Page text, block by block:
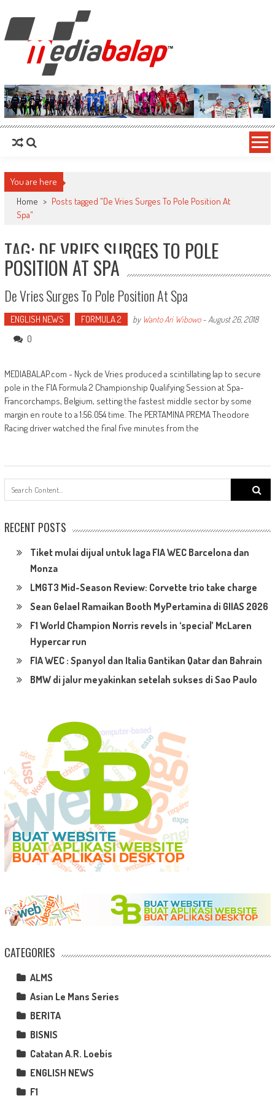
MediaBalap.com | Informasi Balap
Terupdate
Seputar MotoGP GP2 GP3 F2 F3 SERI ASIA LMP2 F1 dll
You are here
Home > Posts tagged "De Vries Surges To Pole Position At
Spa"
TAG: DE VRIES SURGES TO POLE
POSITION AT SPA
De Vries Surges To Pole Position At Spa
ENGLISH NEWS FORMULA 2 by Wanto Ari Wibowo- August 26, 2018
0
MEDIABALAP.com - Nyck de Vries produced a scintillating lap to secure
pole in the FIA Formula 2 Championship Qualifying Session at Spa-
Francorchamps, Belgium, setting the fastest middle sector by some
margin en route to a 1:56.054 time. The PERTAMINA PREMA Theodore
Racing driver watched the final five minutes from the
Search
RECENT POSTS
Tiket mulai dijual untuk laga FIA WEC Barcelona dan
Monza
LMGT3 Mid-Season Review: Corvette trio take charge
Sean Gelael Ramaikan Booth MyPertamina di GIIAS 2026
F1 World Champion Norris revels in ‘special’ McLaren
Hypercar run
FIA WEC : Spanyol dan Italia Gantikan Qatar dan Bahrain
BMW di jalur meyakinkan setelah sukses di Sao Paulo
CATEGORIES
ALMS
Asian Le Mans Series
BERITA
BISNIS
Catatan A.R. Loebis
ENGLISH NEWS
F1